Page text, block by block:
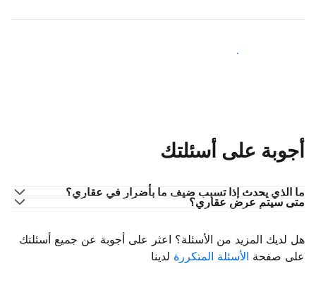
انضم إلى مضيفين آخرين
أجوبة على أسئلتك
ما الذي يحدث إذا تسبب ضيف ما بأضرار في عقاري؟
متى سيتم عرض عقاري؟
هل لديك المزيد من الأسئلة؟ اعثر على أجوبة عن جميع أسئلتك
على صفحة الأسئلة المتكررة لدينا